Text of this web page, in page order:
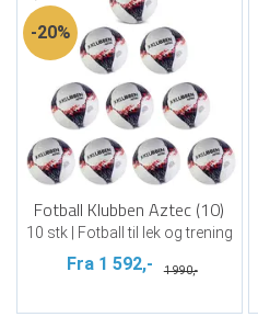
20%
Fotball Klubben Aztec (10)
10 stk | Fotball til lek og trening
Fra 1 592,- 1 990,-